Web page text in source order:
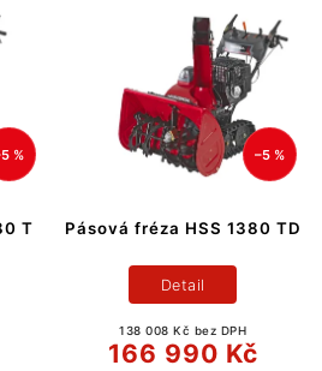
%
T
–5 %
Pásová fréza HSS 1380 TD
138 008 Kč bez DPH
166 990 Kč
Detail